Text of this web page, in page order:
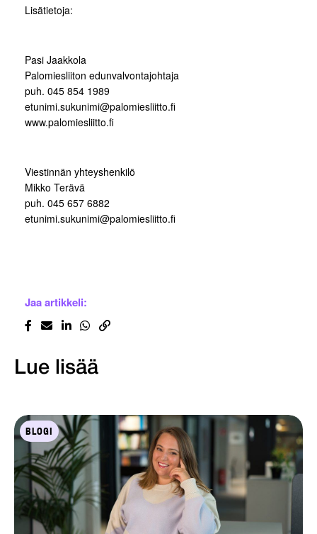
Lisätietoja:
Pasi Jaakkola
Palomiesliiton edunvalvontajohtaja
puh. 045 854 1989
etunimi.sukunimi@palomiesliitto.fi
www.palomiesliitto.fi
Viestinnän yhteyshenkilö
Mikko Terävä
puh. 045 657 6882
etunimi.sukunimi@palomiesliitto.fi
Jaa artikkeli:
Lue lisää
BLOGI